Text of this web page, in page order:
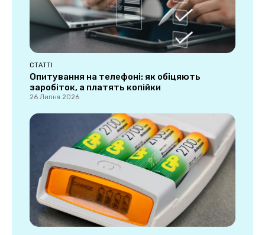
СТАТТІ
Опитування на телефоні: як обіцяють
заробіток, а платять копійки
26 Липня 2026